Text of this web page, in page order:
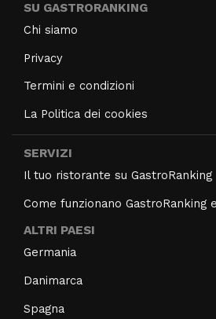
SU GASTRORANKING
Chi siamo
Privacy
Termini e condizioni
La Politica dei cookies
SERVIZI
Il tuo ristorante su GastroRanking
Come funzionano GastroRanking
ALTRI PAESI
Germania
Danimarca
Spagna